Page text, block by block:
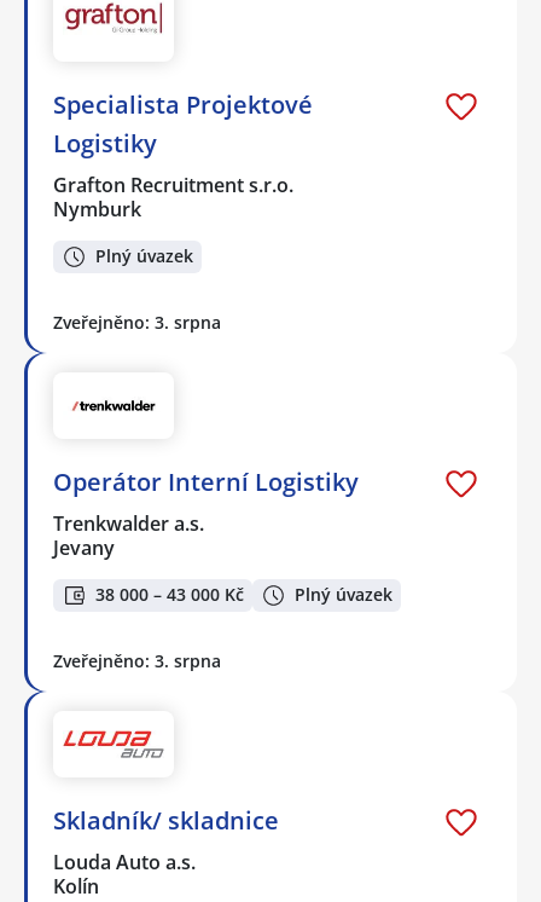
Specialista Projektové
Logistiky
Grafton Recruitment s.r.o.
Nymburk
Plný úvazek
Zveřejněno: 3. srpna
Operátor Interní Logistiky
Trenkwalder a.s.
Jevany
38 000 – 43 000 Kč Plný úvazek
Zveřejněno: 3. srpna
Skladník/ skladnice
Louda Auto a.s.
Kolín